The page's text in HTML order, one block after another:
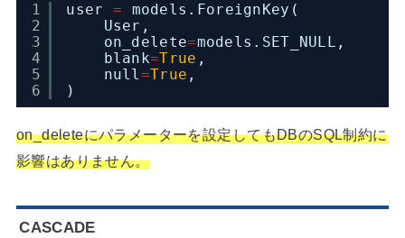
1
2
3
4
5
6
user =
models.ForeignKey(
User,
on_delete=models.SET_NULL,
blank=True ,
null=True ,
)
on_deleteにパラメーターを設定してもDBのSQL制約に
影響はありません。
CASCADE